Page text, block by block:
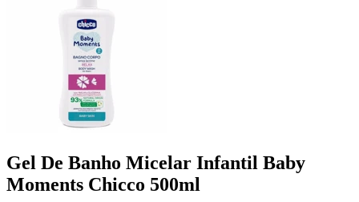
Gel De Banho Micelar Infantil Baby
Moments Chicco 500ml